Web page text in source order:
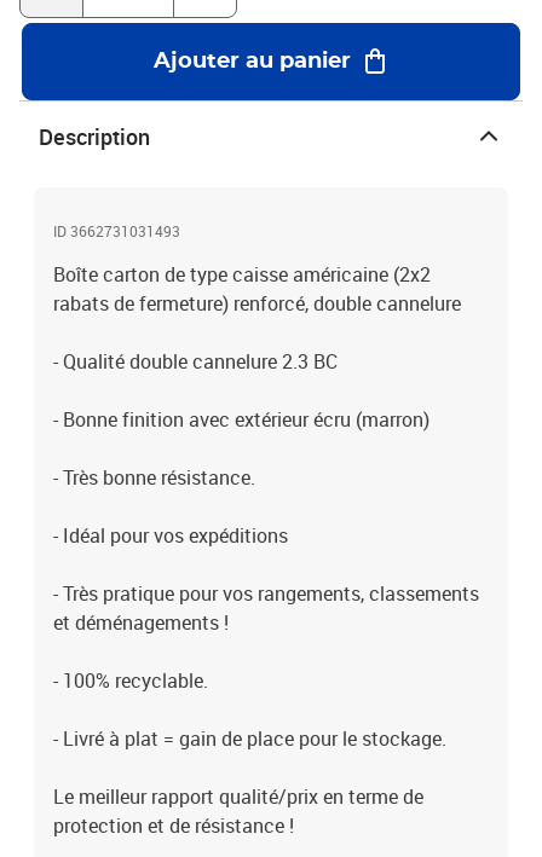
Ajouter au panier
Description
ID 3662731031493
Boîte carton de type caisse américaine (2x2
rabats de fermeture) renforcé, double cannelure
- Qualité double cannelure 2.3 BC
- Bonne finition avec extérieur écru (marron)
- Très bonne résistance.
- Idéal pour vos expéditions
- Très pratique pour vos rangements, classements
et déménagements !
- 100% recyclable.
- Livré à plat = gain de place pour le stockage.
Le meilleur rapport qualité/prix en terme de
protection et de résistance !